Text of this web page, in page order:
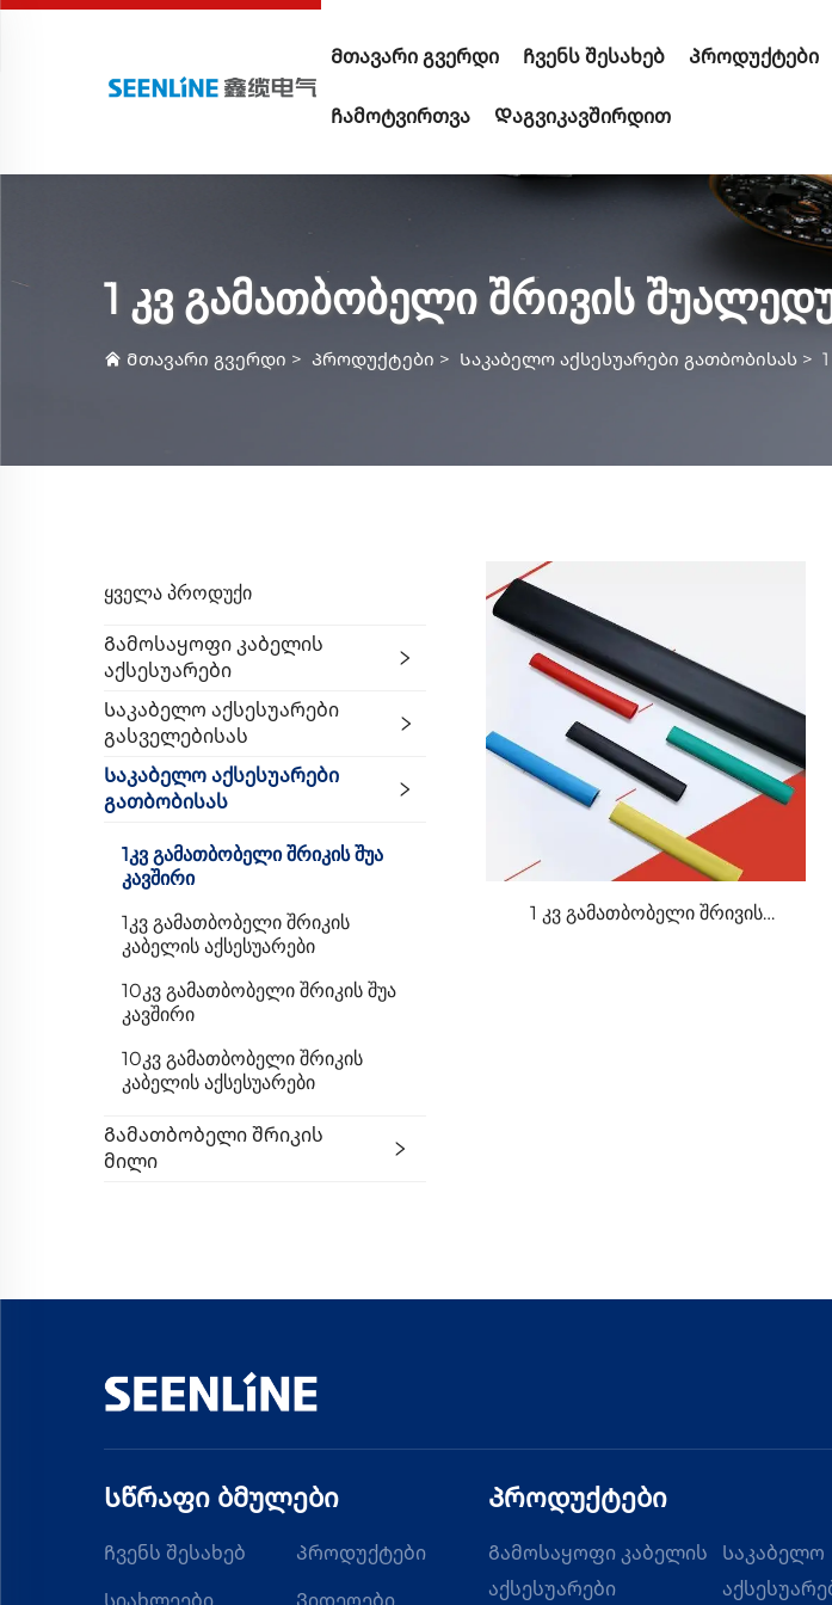
Მთავარი გვერდი Ჩვენს შესახებ Პროდუქტები
Ჩამოტვირთვა Დაგვიკავშირდით
1 კვ გამათბობელი შრივის
Მთავარი გვერდი > Პროდუქტები > Საკაბელო აქსესუარები გათბობისას >
ᲧᲕᲔᲚᲐ ᲞᲠᲝᲓᲣᲥᲘ
Გამოსაყოფი Კაბელის
Აქსესუარები
Საკაბელო Აქსესუარები
Გასველებისას
Საკაბელო Აქსესუარები
Გათბობისას
1კვ Გამათბობელი Შრიკის Შუა
Კავშირი
1კვ Გამათბობელი Შრიკის
Კაბელის Აქსესუარები
10კვ Გამათბობელი Შრიკის Შუა
Კავშირი
10კვ Გამათბობელი Შრიკის
Კაბელის Აქსესუარები
Გამათბობელი Შრიკის
Მილი
1 კვ გამათბობელი შრივის
Სწრაფი ბმულები
Ჩვენს შესახებ Პროდუქტები
Პროდუქტები
Გამოსაყოფი კაბელის
აქსესუარები
Საკაბელო